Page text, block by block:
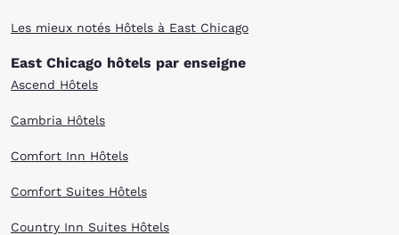
Les mieux notés Hôtels à East Chicago
East Chicago hôtels par enseigne
Ascend Hôtels
Cambria Hôtels
Comfort Inn Hôtels
Comfort Suites Hôtels
Country Inn Suites Hôtels